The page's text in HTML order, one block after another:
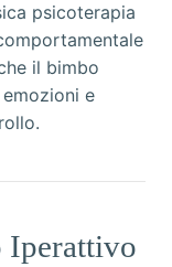
psicoterapia
il bimbo
e